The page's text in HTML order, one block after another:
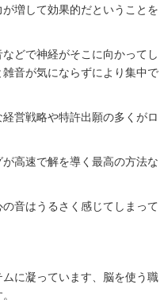
増して効果的だということを
どで神経がそこに向かってし
音が気にならずにより集中で
営戦略や特許出願の多くがロ
高速で解を導く最高の方法な
音はうるさく感じてしまって
に凝っています、脳を使う職